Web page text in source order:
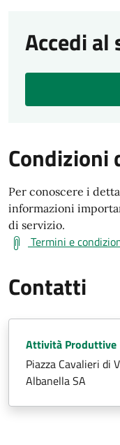
Accedi al
Condizioni
Per conoscere i
informazioni
di servizio.
Termini e
Contatti
Attività Produttive
Piazza Cavalieri di
Albanella SA